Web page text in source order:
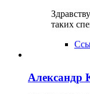
таких
Александр